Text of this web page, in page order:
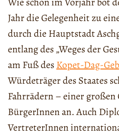
Jahr die Gelegenheit zu
durch die Hauptstadt
entlang des „Weges der
am Fuß des Kopet-Dag-
Würdeträger des Staates
Fahrrädern – einer großen
BürgerInnen an. Auch
VertreterInnen